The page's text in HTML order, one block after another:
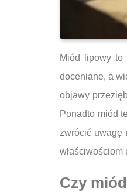
Miód lipowy to
doceniane, a
objawy
Ponadto miód
zwrócić uwagę
Czy